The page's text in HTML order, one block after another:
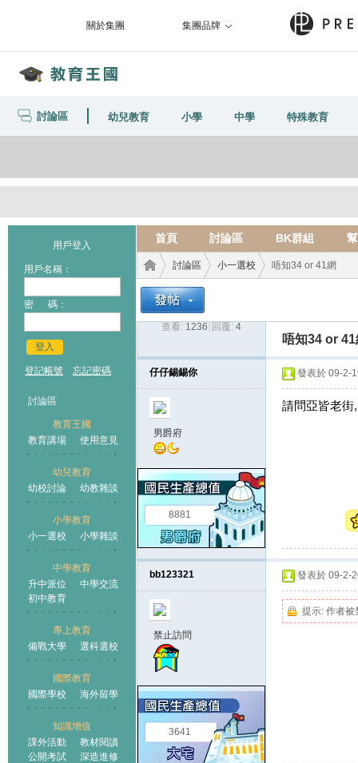
關於集團 集團品牌
討論區 幼兒教育 小學 中學 特殊教育
用戶登入
用戶名稱：
密 碼：
登入
登記帳號 忘記密碼
討論區
教育王國
教育講場
使用意見
幼兒教育
幼校討論
幼教雜談
小學教育
小一選校
小學雜談
中學教育
升中派位
中學交流
初中教育
專上教育
備戰大學
選科選校
國際教育
國際學校
海外留學
知識增值
課外活動
教材閱讀
公開考試
深造進修
首頁 討論區 BK群組
王國
討論區
›
小一選校 唔知34 or 41網
查看: 1236 回覆: 4
唔知34 or 41
仔仔錫錫你
男爵府
8881
發表於 09-2-
請問亞皆老街
bb123321
禁止訪問
3641
發表於 09-2-
提示: 作者被